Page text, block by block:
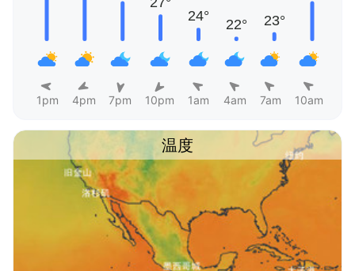
1pm 4pm 7pm 10pm 1am 4am 7am 10am
温度